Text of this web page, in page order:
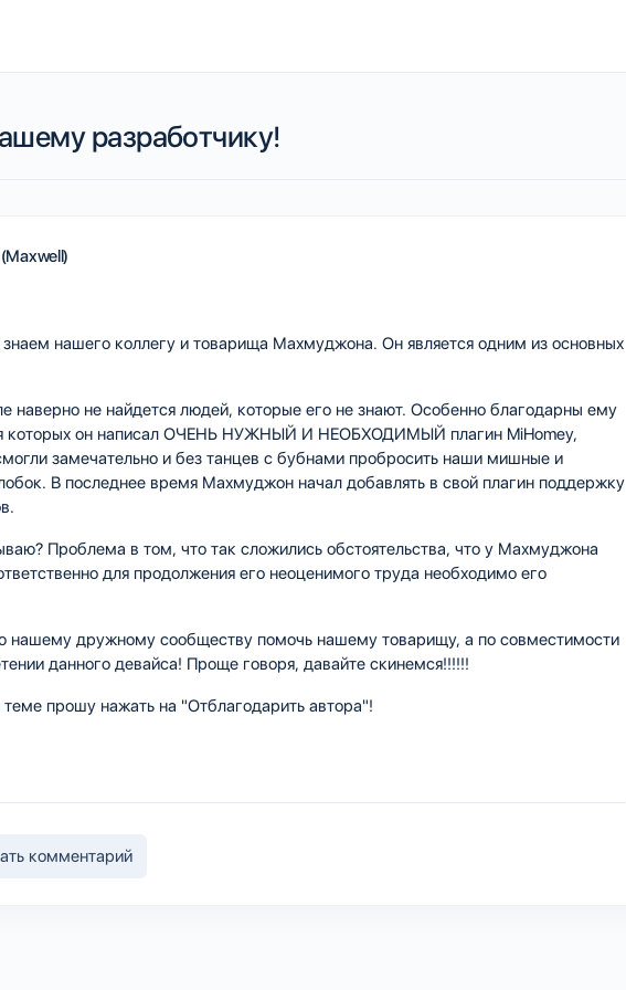
разработчику!
нашего коллегу и товарища Махмуджона. Он является одним из основных
не найдется людей, которые его не знают. Особенно благодарны ему
которых он написал ОЧЕНЬ НУЖНЫЙ И НЕОБХОДИМЫЙ плагин MiHomey,
замечательно и без танцев с бубнами пробросить наши мишные и
В последнее время Махмуджон начал добавлять в свой плагин поддержку
Проблема в том, что так сложились обстоятельства, что у Махмуджона
для продолжения его неоценимого труда необходимо его
нашему дружному сообществу помочь нашему товарищу, а по совместимости
данного девайса! Проще говоря, давайте скинемся!!!!!!
прошу нажать на "Отблагодарить автора"!
комментарий